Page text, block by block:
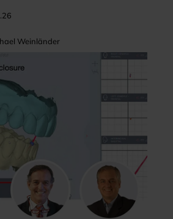
Weinländer